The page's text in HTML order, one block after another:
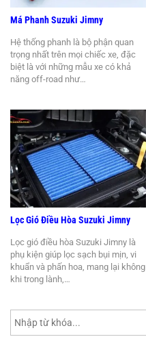
Má Phanh Suzuki Jimny
Hệ thống phanh là bộ phận quan
trọng nhất trên mọi chiếc xe, đặc
biệt là với những mẫu xe có khả
năng off-road như…
Lọc Gió Điều Hòa Suzuki Jimny
Lọc gió điều hòa Suzuki Jimny là
phụ kiện giúp lọc sạch bụi mịn, vi
khuẩn và phấn hoa, mang lại không
khi trong lành,…